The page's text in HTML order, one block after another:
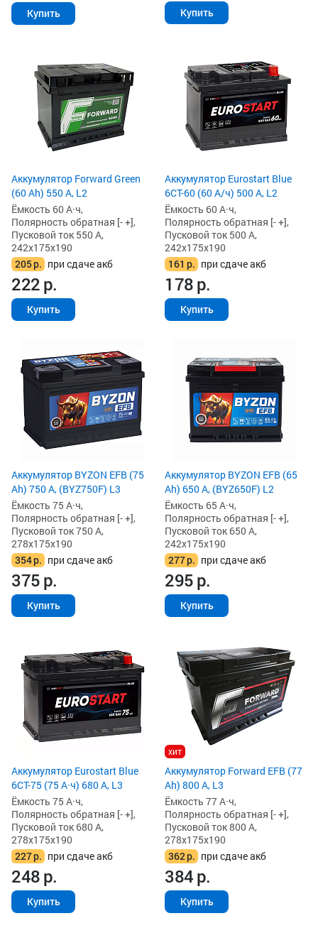
Купить Купить
Аккумулятор Forward Green
(60 Ah) 550 А, L2
Ёмкость 60 А·ч,
Полярность обратная [- +],
Пусковой ток 550 А,
242x175x190
205р. при сдаче акб
222р.
Купить
Аккумулятор Eurostart Blue
6CT-60 (60 А/ч) 500 А, L2
Ёмкость 60 А·ч,
Полярность обратная [- +],
Пусковой ток 500 А,
242x175x190
161 р. при сдаче акб
178р.
Купить
Аккумулятор BYZON EFB (75
Ah) 750 А, (BYZ750F) L3
Ёмкость 75 А·ч,
Полярность обратная [- +],
Пусковой ток 750 А,
278x175x190
354р. при сдаче акб
375р.
Купить
Аккумулятор BYZON EFB (65
Ah) 650 А, (BYZ650F) L2
Ёмкость 65 А·ч,
Полярность обратная [- +],
Пусковой ток 650 А,
242x175x190
277р. при сдаче акб
295р.
Купить
Аккумулятор Eurostart Blue
6CT-75 (75 А·ч) 680 А, L3
Ёмкость 75 А·ч,
Полярность обратная [- +],
Пусковой ток 680 А,
278x175x190
227р. при сдаче акб
248р.
Купить
хит
Аккумулятор Forward EFB (77
Ah) 800 А, L3
Ёмкость 77 А·ч,
Полярность обратная [- +],
Пусковой ток 800 А,
278x175x190
362р. при сдаче акб
384р.
Купить